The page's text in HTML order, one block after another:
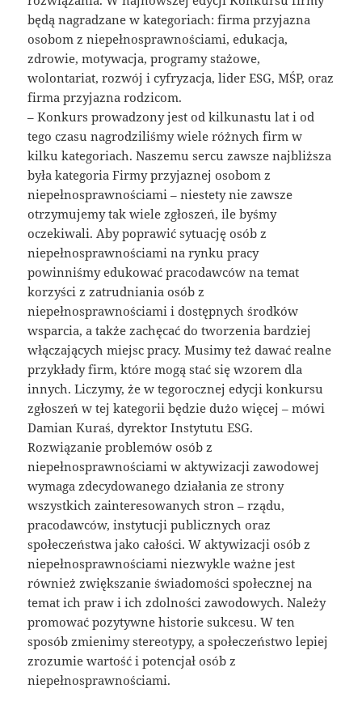
będą nagradzane w kategoriach: firma przyjazna
osobom z niepełnosprawnościami, edukacja,
zdrowie, motywacja, programy stażowe,
wolontariat, rozwój i cyfryzacja, lider ESG, MŚP, oraz
firma przyjazna rodzicom.
– Konkurs prowadzony jest od kilkunastu lat i od
tego czasu nagrodziliśmy wiele różnych firm w
kilku kategoriach. Naszemu sercu zawsze najbliższa
była kategoria Firmy przyjaznej osobom z
niepełnosprawnościami – niestety nie zawsze
otrzymujemy tak wiele zgłoszeń, ile byśmy
oczekiwali. Aby poprawić sytuację osób z
niepełnosprawnościami na rynku pracy
powinniśmy edukować pracodawców na temat
korzyści z zatrudniania osób z
niepełnosprawnościami i dostępnych środków
wsparcia, a także zachęcać do tworzenia bardziej
włączających miejsc pracy. Musimy też dawać realne
przykłady firm, które mogą stać się wzorem dla
innych. Liczymy, że w tegorocznej edycji konkursu
zgłoszeń w tej kategorii będzie dużo więcej – mówi
Damian Kuraś, dyrektor Instytutu ESG.
Rozwiązanie problemów osób z
niepełnosprawnościami w aktywizacji zawodowej
wymaga zdecydowanego działania ze strony
wszystkich zainteresowanych stron – rządu,
pracodawców, instytucji publicznych oraz
społeczeństwa jako całości. W aktywizacji osób z
niepełnosprawnościami niezwykle ważne jest
również zwiększanie świadomości społecznej na
temat ich praw i ich zdolności zawodowych. Należy
promować pozytywne historie sukcesu. W ten
sposób zmienimy stereotypy, a społeczeństwo lepiej
zrozumie wartość i potencjał osób z
niepełnosprawnościami.